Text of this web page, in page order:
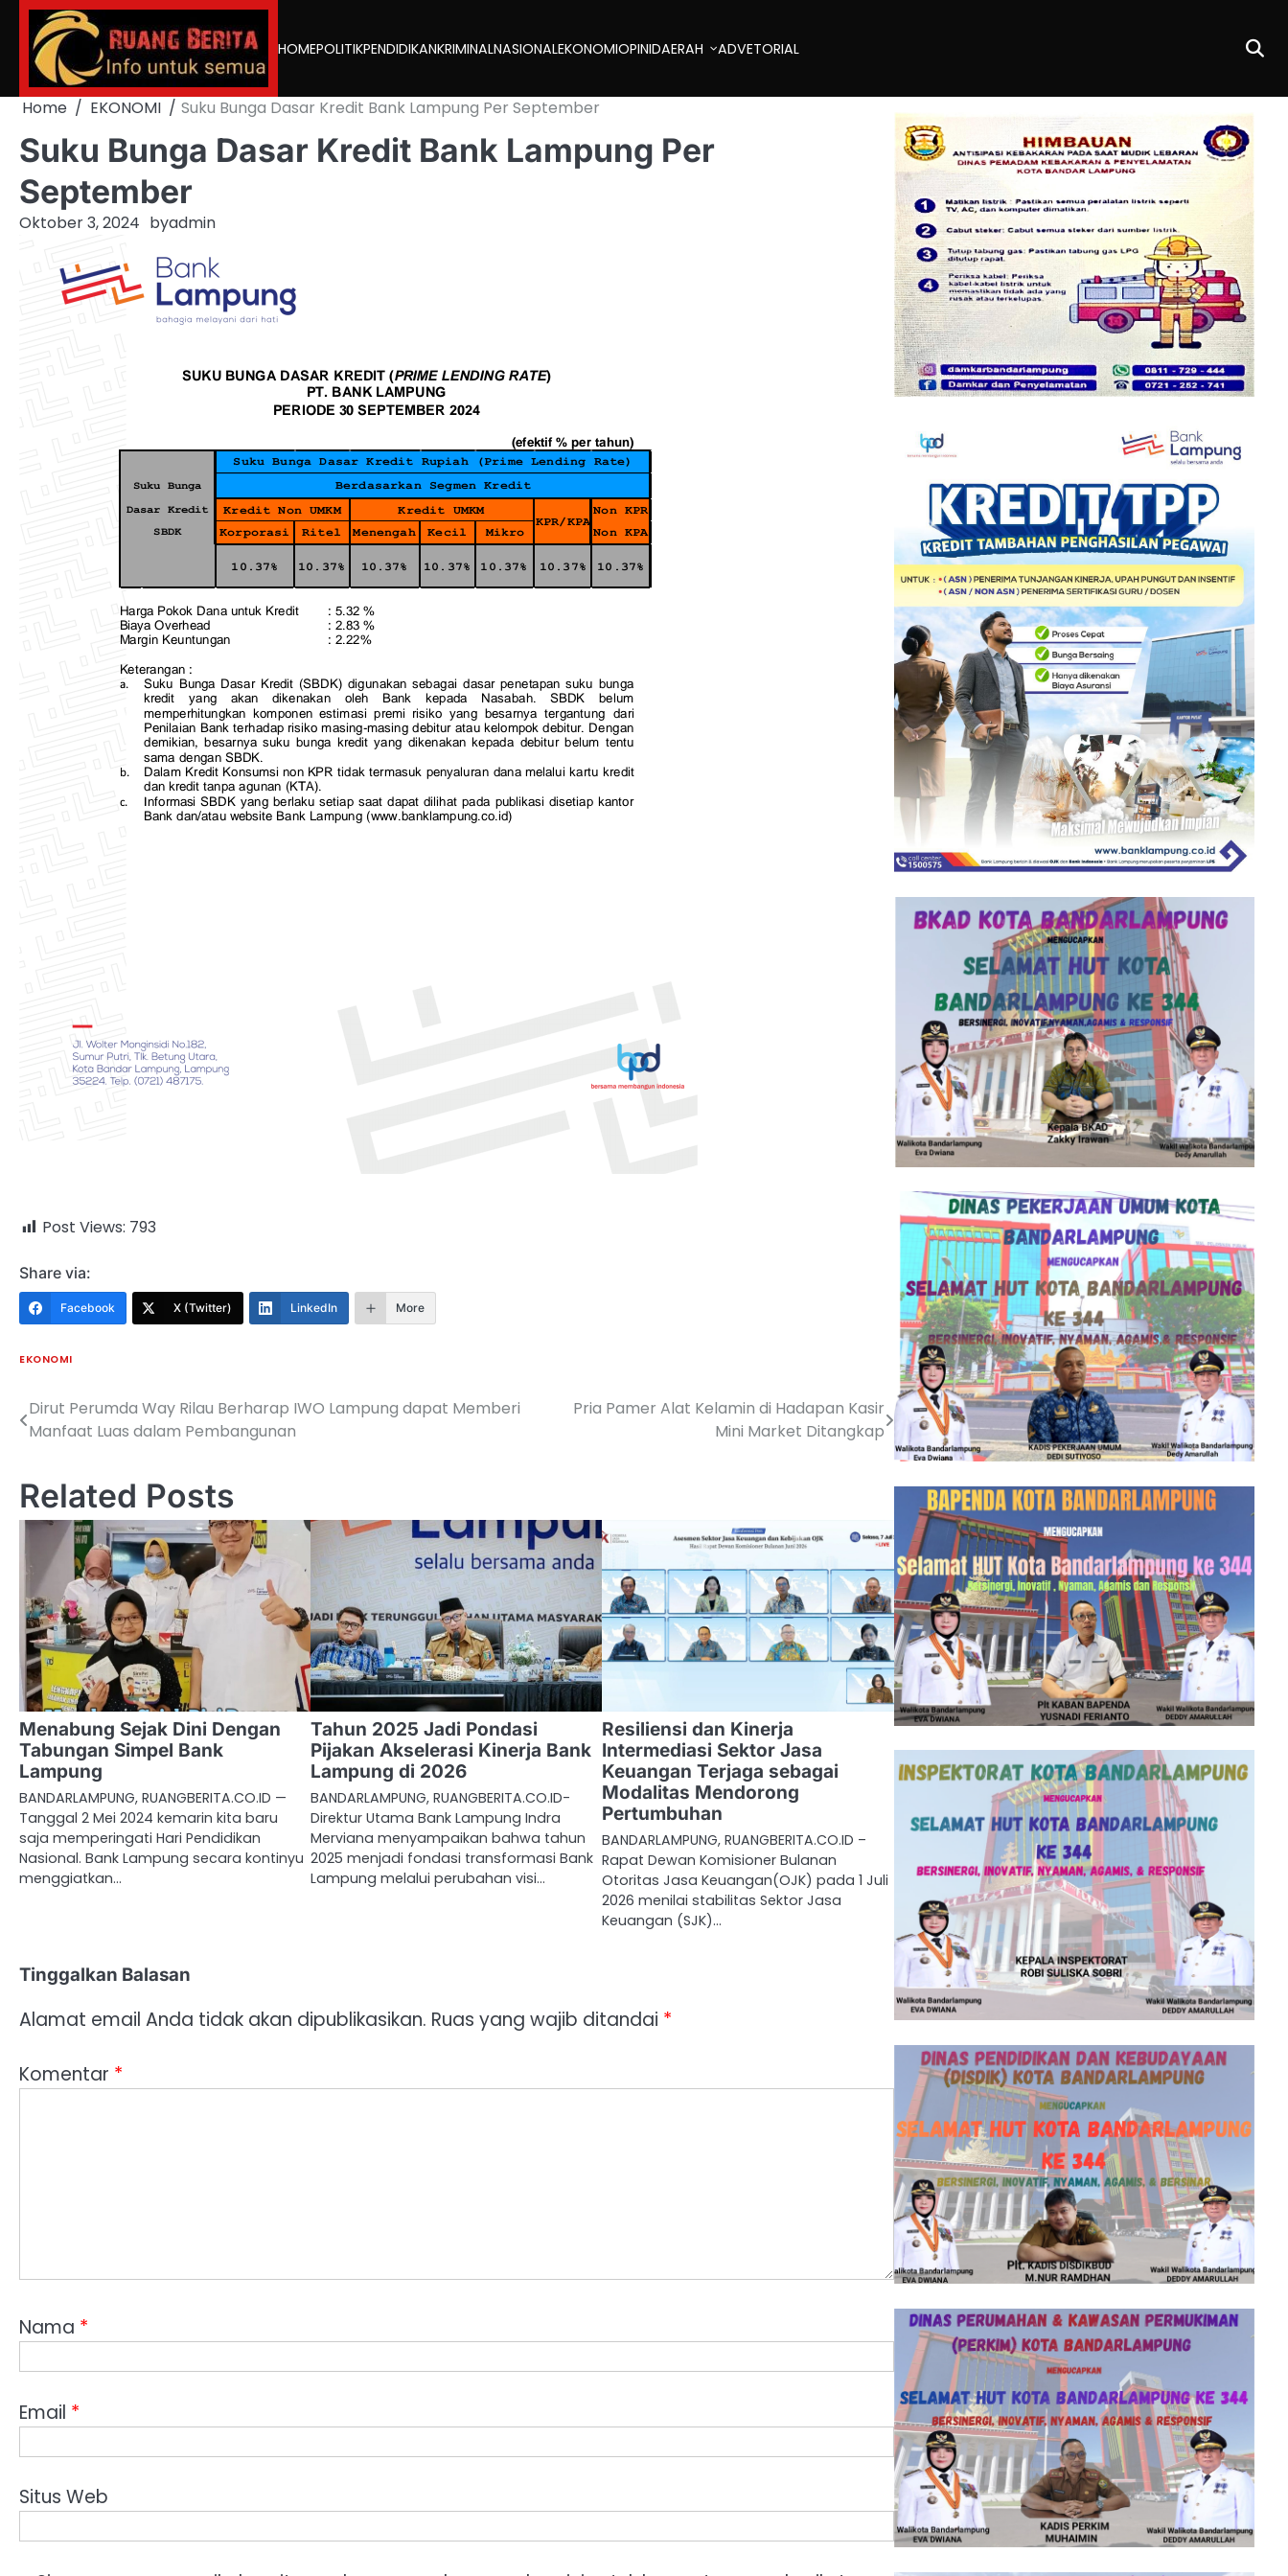
Skip
content
HOMEPOLITIKPENDIDIKANKRIMINALNASIONALEKONOMIOPINIDAERAH ADVETORIAL
Home EKONOMI Suku Bunga Dasar Kredit Bank Lampung Per September
Suku Bunga Dasar Kredit Bank Lampung Per
September
Oktober 3, 2024 byadmin
Post Views: 793
Share via:
Facebook X (Twitter) LinkedIn More
EKONOMI
Navigasi
Dirut Perumda Way Rilau Berharap IWO Lampung dapat Memberi
Manfaat Luas dalam Pembangunan
Pria Pamer Alat Kelamin di Hadapan Kasir
Mini Market Ditangkap
Related Posts
Menabung Sejak Dini Dengan
Tabungan Simpel Bank
Lampung
BANDARLAMPUNG, RUANGBERITA.CO.ID —
Tanggal 2 Mei 2024 kemarin kita baru
saja memperingati Hari Pendidikan
Nasional. Bank Lampung secara kontinyu
menggiatkan…
Tahun 2025 Jadi Pondasi
Pijakan Akselerasi Kinerja Bank
Lampung di 2026
BANDARLAMPUNG, RUANGBERITA.CO.ID-
Direktur Utama Bank Lampung Indra
Merviana menyampaikan bahwa tahun
2025 menjadi fondasi transformasi Bank
Lampung melalui perubahan visi…
Resiliensi dan Kinerja
Intermediasi Sektor Jasa
Keuangan Terjaga sebagai
Modalitas Mendorong
Pertumbuhan
BANDARLAMPUNG, RUANGBERITA.CO.ID –
Rapat Dewan Komisioner Bulanan
Otoritas Jasa Keuangan(OJK) pada 1 Juli
2026 menilai stabilitas Sektor Jasa
Keuangan (SJK)…
Tinggalkan Balasan
Alamat email Anda tidak akan dipublikasikan. Ruas yang wajib ditandai *
Komentar *
Nama *
Email *
Situs Web